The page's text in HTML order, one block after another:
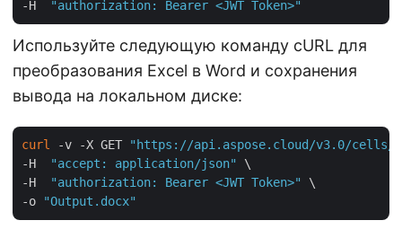
-H "authorization: Bearer <JWT Token>"
Используйте следующую команду cURL для
преобразования Excel в Word и сохранения
вывода на локальном диске:
curl -v -X GET
"https://api.aspose.cloud/v3.0/cells/
-H
"accept: application/json"
\
-H
"authorization: Bearer <JWT Token>"
\
-o
"Output.docx"